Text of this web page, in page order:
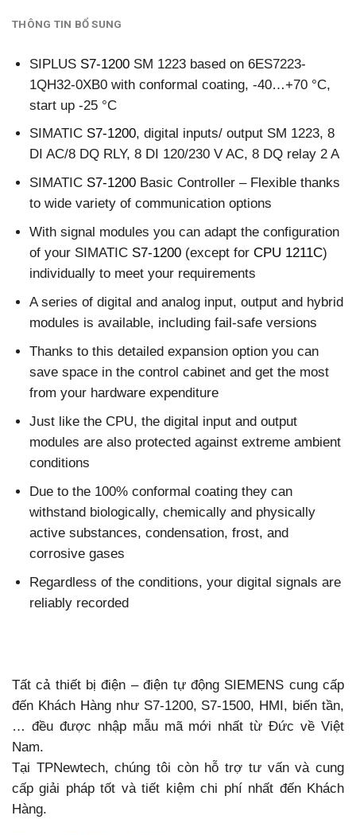
THÔNG TIN BỔ SUNG
SIPLUS S7-1200SM 1223 based on 6ES7223-
1QH32-0XB0 with conformal coating, -40…+70 °C,
start up -25 °C
SIMATIC S7-1200, digital inputs/ output SM 1223, 8
DI AC/8 DQ RLY, 8 DI 120/230 V AC, 8 DQ relay 2 A
SIMATIC S7-1200Basic Controller – Flexible thanks
to wide variety of communication options
With signal modules you can adapt the configuration
of your SIMATIC S7-1200(except for CPU 1211C)
individually to meet your requirements
A series of digital and analog input, output and hybrid
modules is available, including fail-safe versions
Thanks to this detailed expansion option you can
save space in the control cabinet and get the most
from your hardware expenditure
Just like the CPU, the digital input and output
modules are also protected against extreme ambient
conditions
Due to the 100% conformal coating they can
withstand biologically, chemically and physically
active substances, condensation, frost, and
corrosive gases
Regardless of the conditions, your digital signals are
reliably recorded
Tất cả thiết bị điện – điện tự động SIEMENS cung cấp
đến Khách Hàng như S7-1200, S7-1500, HMI, biến tần,
… đều được nhập mẫu mã mới nhất từ Đức về Việt
Nam.
Tại TPNewtech, chúng tôi còn hỗ trợ tư vấn và cung
cấp giải pháp tốt và tiết kiệm chi phí nhất đến Khách
Hàng.